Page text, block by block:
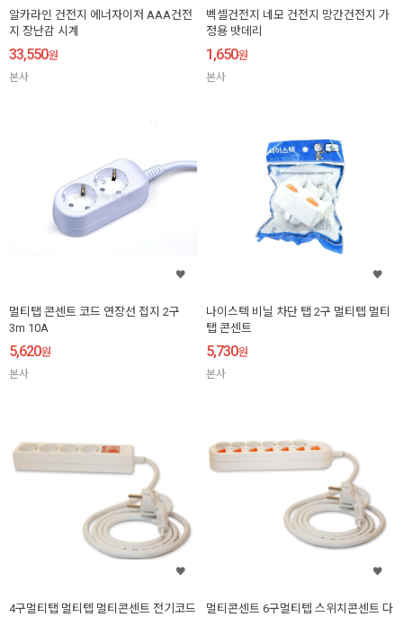
알카라인 건전지 에너자이저 AAA건전
지 장난감 시계
33,550원
본사
벡셀건전지 네모 건전지 망간건전지 가
정용 밧데리
1,650원
본사
멀티탭 콘센트 코드 연장선 접지 2구
3m 10A
5,620원
본사
나이스텍 비닐 차단 탭 2구 멀티텝 멀티
탭 콘센트
5,730원
본사
4구멀티탭 멀티텝 멀티콘센트 전기코드
멀티콘센트 6구멀티텝 스위치콘센트 다